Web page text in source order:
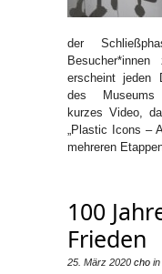
der
erscheint jeden
des Museums
kurzes Video,
„Plastic Icons –
mehreren
100
Frieden
25. März 2020 cho in